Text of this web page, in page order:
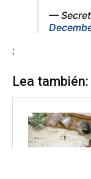
—
;
Lea también: